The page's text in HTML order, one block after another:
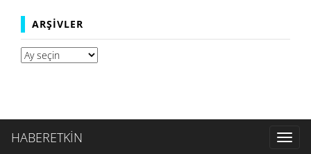
ARŞIVLER
Arşivler
HABERETKİN
Toggle